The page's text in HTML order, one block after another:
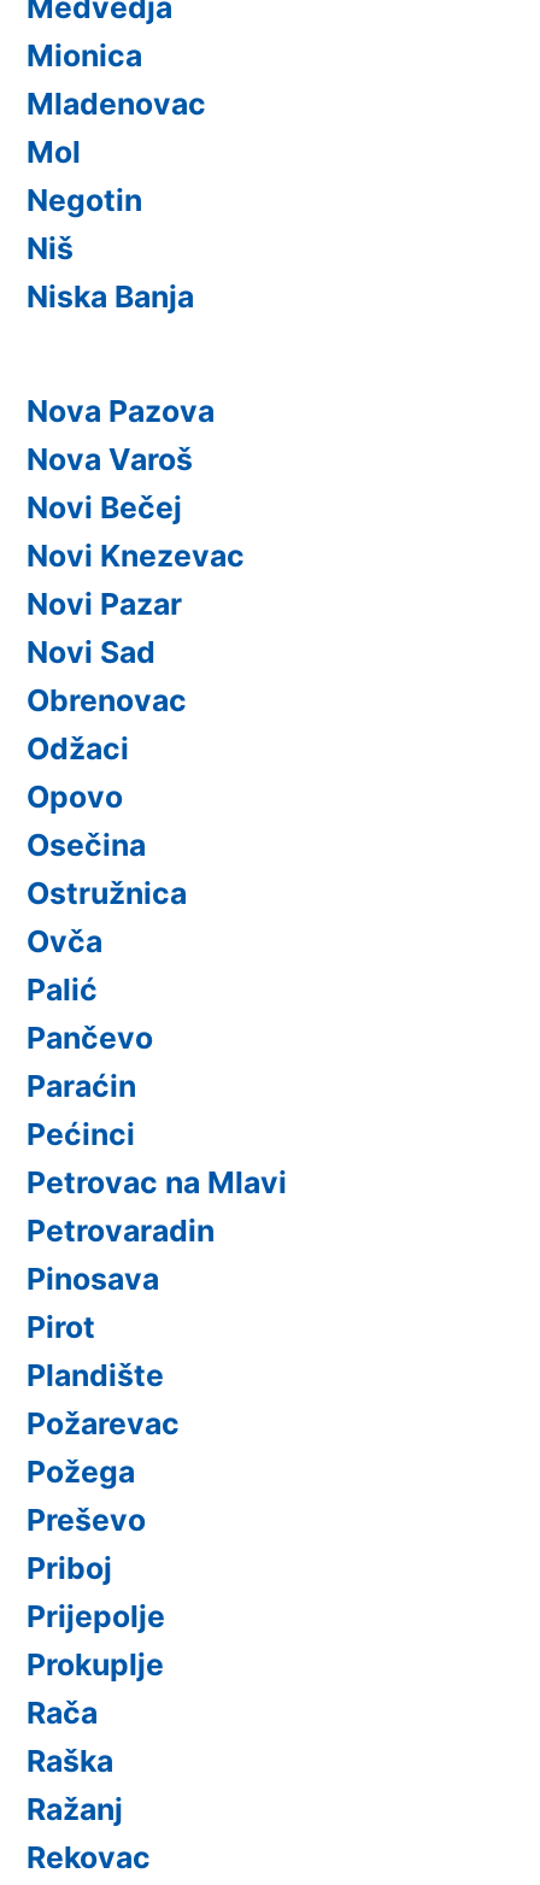
Mionica
Mladenovac
Mol
Negotin
Niš
Niska Banja
Nova Pazova
Nova Varoš
Novi Bečej
Novi Knezevac
Novi Pazar
Novi Sad
Obrenovac
Odžaci
Opovo
Osečina
Ostružnica
Ovča
Palić
Pančevo
Paraćin
Pećinci
Petrovac na Mlavi
Petrovaradin
Pinosava
Pirot
Plandište
Požarevac
Požega
Preševo
Priboj
Prijepolje
Prokuplje
Rača
Raška
Ražanj
Rekovac